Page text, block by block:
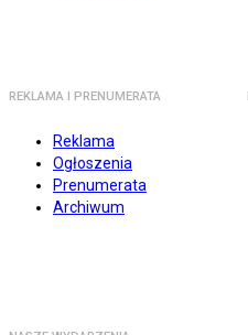
REKLAMA I PRENUMERATA
Reklama
Ogłoszenia
Prenumerata
Archiwum